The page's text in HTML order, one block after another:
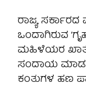
ರಾಜ್ಯ
ಒಂದಾಗಿರುವ
ಮಹಿಳೆಯರ
ಸಂದಾಯ
ಕಂತುಗಳ ಹಣ